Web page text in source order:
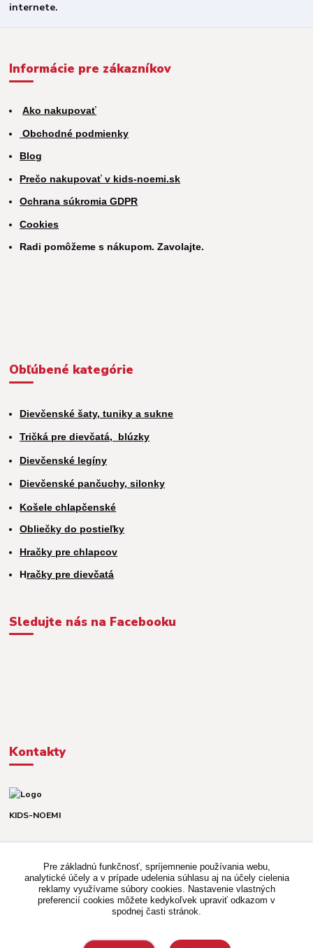
Informácie pre zákazníkov
Ako nakupovať
Obchodné podmienky
Blog
Prečo nakupovať v kids-noemi.sk
Ochrana súkromia GDPR
Cookies
Radi pomôžeme s nákupom. Zavolajte.
Obľúbené kategórie
Dievčenské šaty, tuniky a sukne
Tričká pre dievčatá, blúzky
Dievčenské legíny
Dievčenské pančuchy, silonky
Košele chlapčenské
Obliečky do postieľky
Hračky pre chlapcov
Hračky pre dievčatá
Sledujte nás na Facebooku
Kontakty
KIDS-NOEMI
(Po-Pia, 8-16 hod.)
kidsnoemi.shop@gmail.com
Pre základnú funkčnosť, spríjemnenie používania webu,
analytické účely a v prípade udelenia súhlasu aj na účely cielenia
reklamy využívame súbory cookies. Nastavenie vlastných
preferencií cookies môžete kedykoľvek upraviť odkazom v
spodnej časti stránok.